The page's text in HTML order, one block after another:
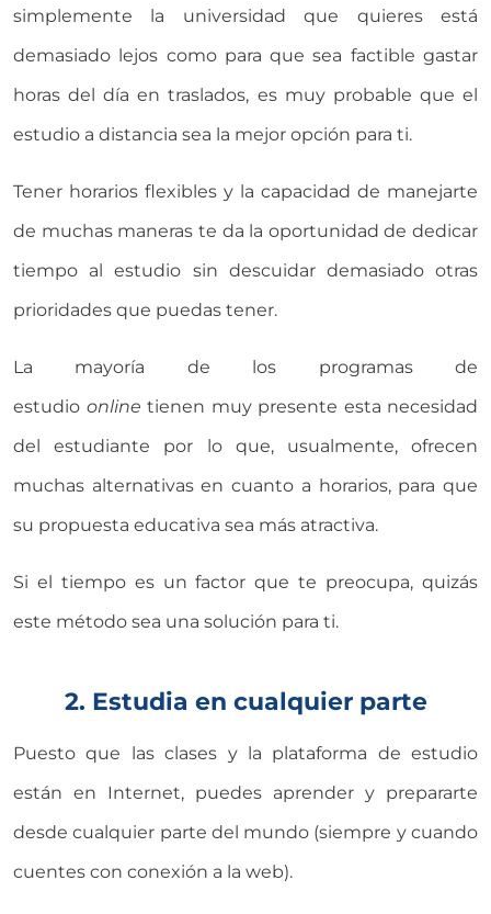
simplemente la universidad que quieres está
demasiado lejos como para que sea factible gastar
horas del día en traslados, es muy probable que el
estudio a distancia sea la mejor opción para ti.
Tener horarios flexibles y la capacidad de manejarte
de muchas maneras te da la oportunidad de dedicar
tiempo al estudio sin descuidar demasiado otras
prioridades que puedas tener.
La mayoría de los programas de
estudio online tienen muy presente esta necesidad
del estudiante por lo que, usualmente, ofrecen
muchas alternativas en cuanto a horarios, para que
su propuesta educativa sea más atractiva.
Si el tiempo es un factor que te preocupa, quizás
este método sea una solución para ti.
2. Estudia en cualquier parte
Puesto que las clases y la plataforma de estudio
están en Internet, puedes aprender y prepararte
desde cualquier parte del mundo (siempre y cuando
cuentes con conexión a la web).